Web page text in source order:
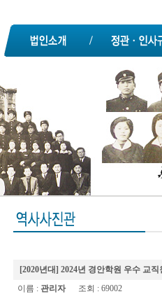
[2020년대] 2024년 경안학원 우수 교
이름 : 관리자조회 : 69002